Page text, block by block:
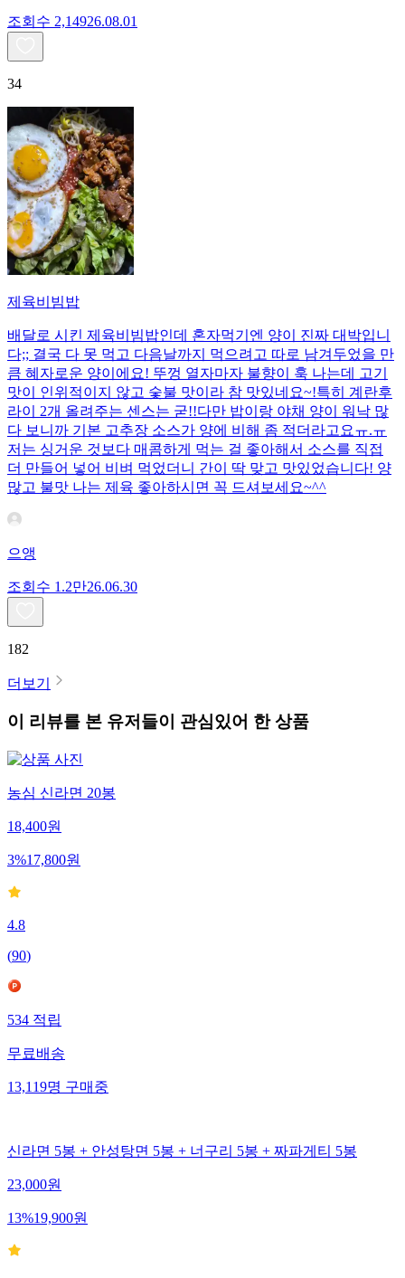
조회수 2,14926.08.01
34
제육비빔밥
배달로 시킨 제육비빔밥인데 혼자먹기엔 양이 진짜 대박입니
다;; 결국 다 못 먹고 다음날까지 먹으려고 따로 남겨두었을 만
큼 혜자로운 양이에요! 뚜껑 열자마자 불향이 훅 나는데 고기
맛이 인위적이지 않고 숯불 맛이라 참 맛있네요~!특히 계란후
라이 2개 올려주는 센스는 굳!! ​다만 밥이랑 야채 양이 워낙 많
다 보니까 기본 고추장 소스가 양에 비해 좀 적더라고요ㅠ.ㅠ
저는 싱거운 것보다 매콤하게 먹는 걸 좋아해서 소스를 직접
더 만들어 넣어 비벼 먹었더니 간이 딱 맞고 맛있었습니다! 양
많고 불맛 나는 제육 좋아하시면 꼭 드셔보세요~^^
으앵
조회수 1.2만26.06.30
182
더보기
이 리뷰를 본 유저들이 관심있어 한 상품
농심 신라면 20봉
18,400원
3%17,800원
4.8
(90)
534 적립
무료배송
13,119명 구매중
신라면 5봉 + 안성탕면 5봉 + 너구리 5봉 + 짜파게티 5봉
23,000원
13%19,900원